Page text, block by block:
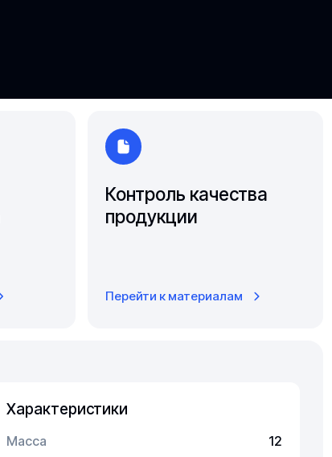
Контроль качества
продукции
Перейти к материалам
Характеристики
Масса
12